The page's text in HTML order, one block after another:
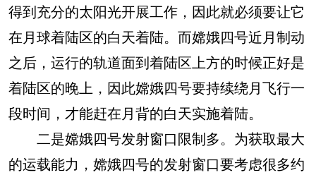
得到充分的太阳光开展工作，因此就必须要让它
在月球着陆区的白天着陆。而嫦娥四号近月制动
之后，运行的轨道面到着陆区上方的时候正好是
着陆区的晚上，因此嫦娥四号要持续绕月飞行一
段时间，才能赶在月背的白天实施着陆。
二是嫦娥四号发射窗口限制多。为获取最大
的运载能力，嫦娥四号的发射窗口要考虑很多约